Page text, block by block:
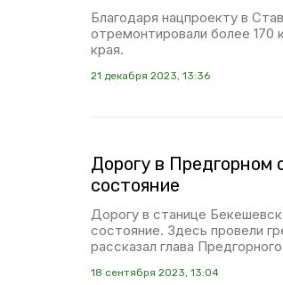
Благодаря нацпроекту в
отремонтировали более 170
края.
21 декабря 2023, 13:36
Дорогу в Предгорном
состояние
Дорогу в станице
состояние. Здесь провели
рассказал глава
18 сентября 2023, 13:04